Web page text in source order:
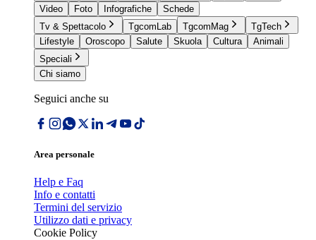
Video
Foto Infografiche
Schede
Tv & Spettacolo
TgcomLab TgcomMag
TgTech
Lifestyle
Oroscopo Salute Skuola Cultura
Animali
Speciali
Chi siamo
Seguici anche su
Area personale
Help e Faq
Info e contatti
Termini del servizio
Utilizzo dati e privacy
Cookie Policy